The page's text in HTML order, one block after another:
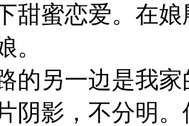
甜蜜恋爱。在
。
另一边是我家
阴影，不分明